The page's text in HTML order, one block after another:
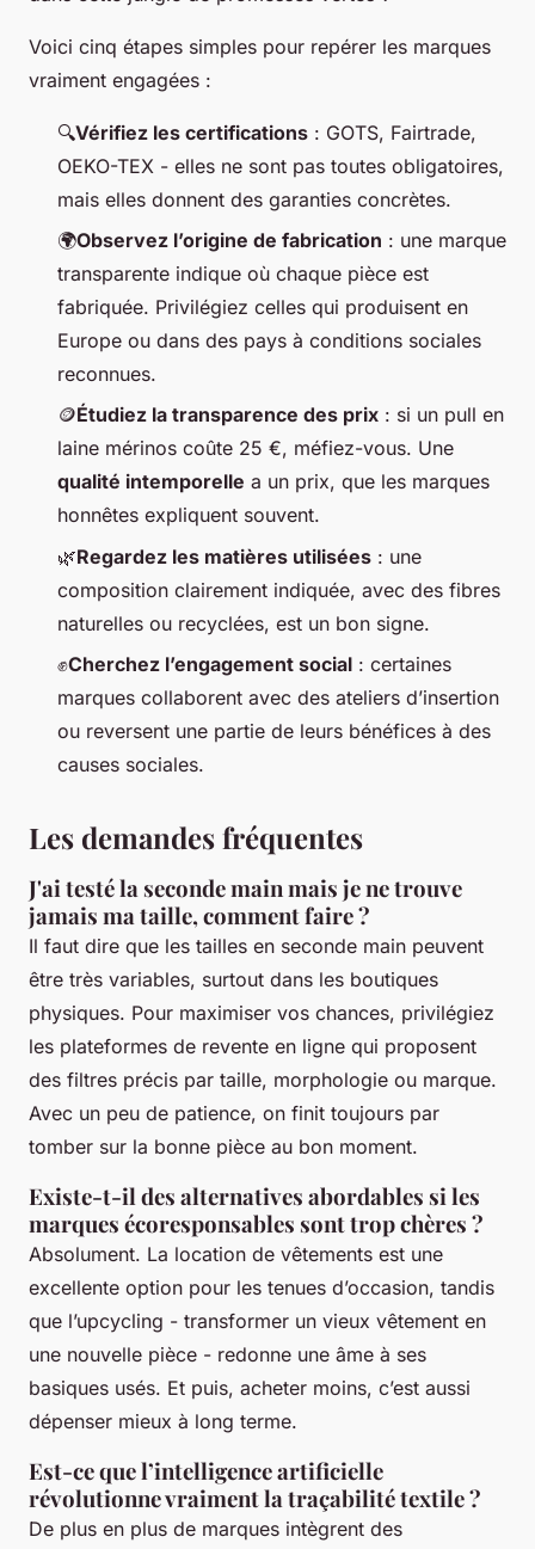
Voici cinq étapes simples pour repérer les marques
vraiment engagées :
🔍Vérifiez les certifications : GOTS, Fairtrade,
OEKO-TEX - elles ne sont pas toutes obligatoires,
mais elles donnent des garanties concrètes.
🌍Observez l’origine de fabrication : une marque
transparente indique où chaque pièce est
fabriquée. Privilégiez celles qui produisent en
Europe ou dans des pays à conditions sociales
reconnues.
🪙Étudiez la transparence des prix : si un pull en
laine mérinos coûte 25 €, méfiez-vous. Une
qualité intemporelle a un prix, que les marques
honnêtes expliquent souvent.
🌿Regardez les matières utilisées : une
composition clairement indiquée, avec des fibres
naturelles ou recyclées, est un bon signe.
✊Cherchez l’engagement social : certaines
marques collaborent avec des ateliers d’insertion
ou reversent une partie de leurs bénéfices à des
causes sociales.
Les demandes fréquentes
J'ai testé la seconde main mais je ne trouve
jamais ma taille, comment faire ?
Il faut dire que les tailles en seconde main peuvent
être très variables, surtout dans les boutiques
physiques. Pour maximiser vos chances, privilégiez
les plateformes de revente en ligne qui proposent
des filtres précis par taille, morphologie ou marque.
Avec un peu de patience, on finit toujours par
tomber sur la bonne pièce au bon moment.
Existe-t-il des alternatives abordables si les
marques écoresponsables sont trop chères ?
Absolument. La location de vêtements est une
excellente option pour les tenues d’occasion, tandis
que l’upcycling - transformer un vieux vêtement en
une nouvelle pièce - redonne une âme à ses
basiques usés. Et puis, acheter moins, c’est aussi
dépenser mieux à long terme.
Est-ce que l’intelligence artificielle
révolutionne vraiment la traçabilité textile ?
De plus en plus de marques intègrent des